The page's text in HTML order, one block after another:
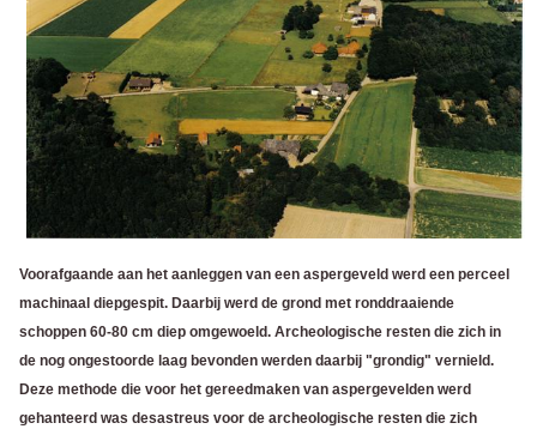
Voorafgaande aan het aanleggen van een aspergeveld werd een perceel
machinaal diepgespit. Daarbij werd de grond met ronddraaiende
schoppen 60-80 cm diep omgewoeld. Archeologische resten die zich in
de nog ongestoorde laag bevonden werden daarbij "grondig" vernield.
Deze methode die voor het gereedmaken van aspergevelden werd
gehanteerd was desastreus voor de archeologische resten die zich